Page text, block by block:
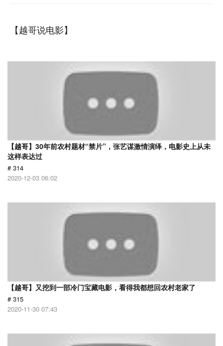
【越哥说电影】
【越哥】30年前农村题材“禁片”，张艺谋激情演绎，电影史上从未
这样表达过
# 314
2020-12-03 06:02
【越哥】又挖到一部冷门宝藏电影，看得我都想回农村老家了
# 315
2020-11-30 07:43